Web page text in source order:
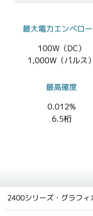
最大電力エンベロ
100W（DC）
1,000W（パルス）
最高確度
0.012%
6.5桁
2400シリーズ・グラフィ